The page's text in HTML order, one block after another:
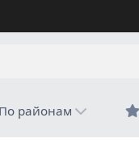
По районам